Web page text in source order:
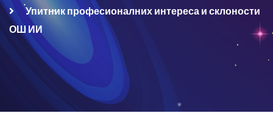
Упитник професионалних интереса и склоности
ОШ ИИ